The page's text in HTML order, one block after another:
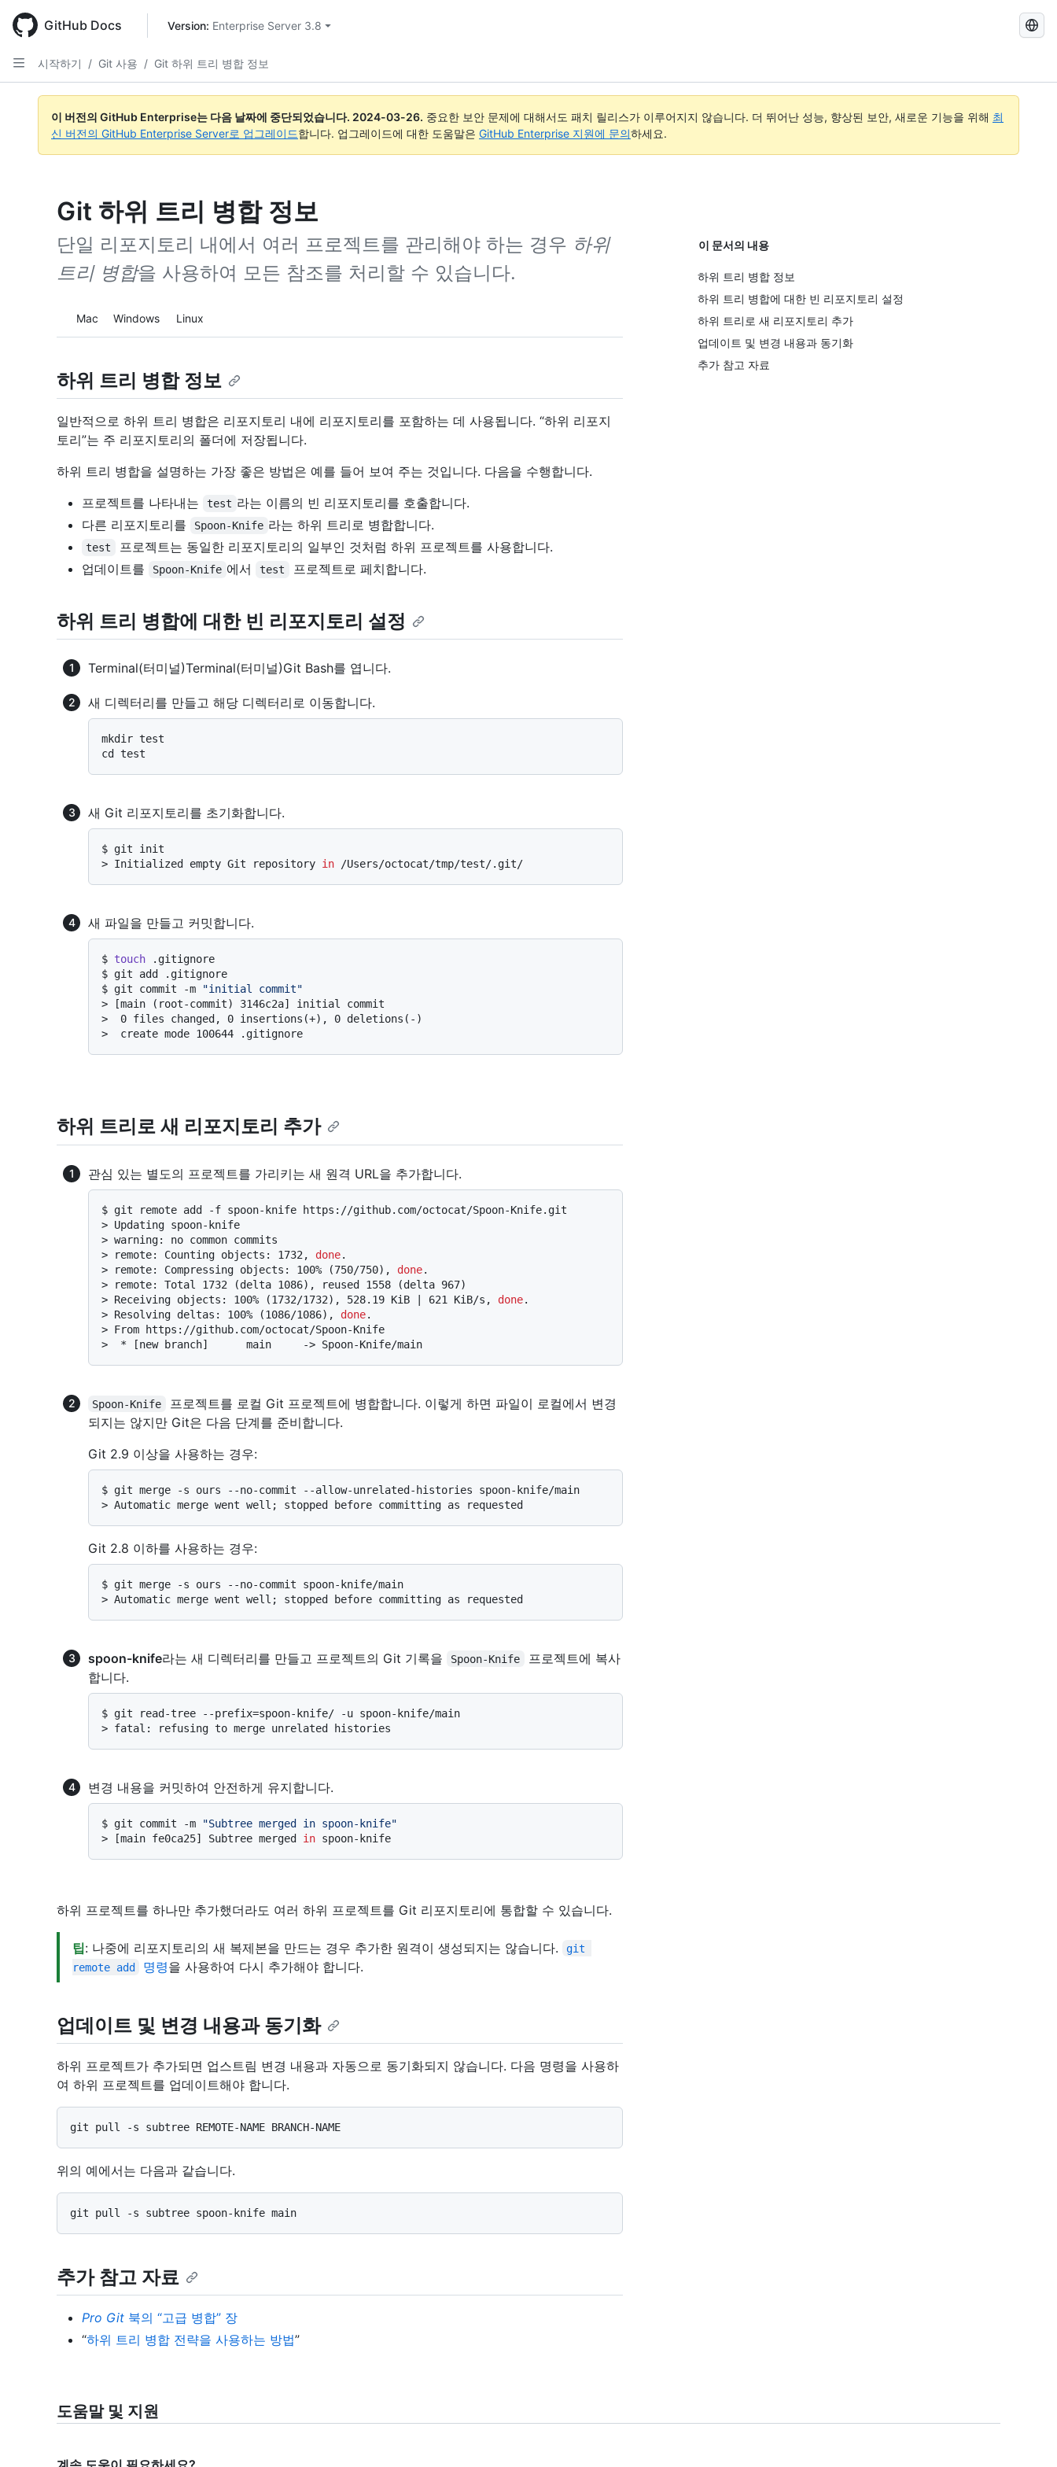
main
content
GitHub Docs Version: Enterprise Server 3.8
GitHub
색
시작하기 / Git 사용 / Git 하위 트리 병합 정보
이 버전의 GitHub Enterprise는 다음 날짜에 중단되었습니다. 2024-03-26. 중요한 보안 문제에 대해서도 패치 릴리스가 이루어지지 않습니다. 더 뛰어난 성능, 향상된 보안, 새로운 기능을 위해 최
신 버전의 GitHub Enterprise Server로 업그레이드합니다. 업그레이드에 대한 도움말은 GitHub Enterprise 지원에 문의하세요.
Git 하위 트리 병합 정보
단일 리포지토리 내에서 여러 프로젝트를 관리해야 하는 경우 하위
트리 병합을 사용하여 모든 참조를 처리할 수 있습니다.
Platform navigation
Mac Windows Linux
이 문서의 내용
하위 트리 병합 정보
하위 트리 병합에 대한 빈 리포지토리 설정
하위 트리로 새 리포지토리 추가
업데이트 및 변경 내용과 동기화
추가 참고 자료
하위 트리 병합 정보
일반적으로 하위 트리 병합은 리포지토리 내에 리포지토리를 포함하는 데 사용됩니다. “하위 리포지
토리”는 주 리포지토리의 폴더에 저장됩니다.
하위 트리 병합을 설명하는 가장 좋은 방법은 예를 들어 보여 주는 것입니다. 다음을 수행합니다.
프로젝트를 나타내는
test 라는 이름의 빈 리포지토리를 호출합니다.
다른 리포지토리를
Spoon-Knife 라는 하위 트리로 병합합니다.
test
프로젝트는 동일한 리포지토리의 일부인 것처럼 하위 프로젝트를 사용합니다.
업데이트를
Spoon-Knife 에서 test 프로젝트로 페치합니다.
하위 트리 병합에 대한 빈 리포지토리 설정
Terminal(터미널)Terminal(터미널)Git Bash를 엽니다.
새 디렉터리를 만들고 해당 디렉터리로 이동합니다.
mkdir test
새 Git 리포지토리를 초기화합니다.
$ git init
> Initialized empty Git repository in /Users/octocat/tmp/test/.git/
새 파일을 만들고 커밋합니다.
$ touch .gitignore
$ git add .gitignore
$ git commit -m
"initial commit"
>
[main (root-commit) 3146c2a] initial commit
>
0 files changed, 0 insertions(+), 0 deletions(-)
>
create mode 100644 .gitignore
하위 트리로 새 리포지토리 추가
관심 있는 별도의 프로젝트를 가리키는 새 원격 URL을 추가합니다.
$ git remote add -f spoon-knife https://github.com/octocat/Spoon-Knife.git
> Updating spoon-knife
> warning: no common commits
>
remote: Counting objects: 1732, done.
>
remote: Compressing objects: 100% (750/750), done.
>
remote: Total 1732 (delta 1086), reused 1558 (delta 967)
> Receiving objects: 100% (1732/1732), 528.19 KiB | 621 KiB/s, done.
> Resolving deltas: 100% (1086/1086), done.
> From https://github.com/octocat/Spoon-Knife
>
* [new branch]      main     -> Spoon-Knife/main
Spoon-Knife
프로젝트를 로컬 Git 프로젝트에 병합합니다. 이렇게 하면 파일이 로컬에서 변경
되지는 않지만 Git은 다음 단계를 준비합니다.
Git 2.9 이상을 사용하는 경우:
$ git merge -s ours --no-commit --allow-unrelated-histories spoon-knife/main
> Automatic merge went well; stopped before committing as requested
Git 2.8 이하를 사용하는 경우:
$ git merge -s ours --no-commit spoon-knife/main
> Automatic merge went well; stopped before committing as requested
spoon-knife라는 새 디렉터리를 만들고 프로젝트의 Git 기록을 Spoon-Knife
프로젝트에 복사
합니다.
$ git read-tree --prefix=spoon-knife/ -u spoon-knife/main
> fatal: refusing to merge unrelated histories
변경 내용을 커밋하여 안전하게 유지합니다.
$ git commit -m
"Subtree merged in spoon-knife"
>
[main fe0ca25] Subtree merged in spoon-knife
하위 프로젝트를 하나만 추가했더라도 여러 하위 프로젝트를 Git 리포지토리에 통합할 수 있습니다.
팁: 나중에 리포지토리의 새 복제본을 만드는 경우 추가한 원격이 생성되지는 않습니다.
git
remote add
명령을 사용하여 다시 추가해야 합니다.
업데이트 및 변경 내용과 동기화
하위 프로젝트가 추가되면 업스트림 변경 내용과 자동으로 동기화되지 않습니다. 다음 명령을 사용하
여 하위 프로젝트를 업데이트해야 합니다.
위의 예에서는 다음과 같습니다.
추가 참고 자료
Pro Git 북의 “고급 병합” 장
“하위 트리 병합 전략을 사용하는 방법”
도움말 및 지원